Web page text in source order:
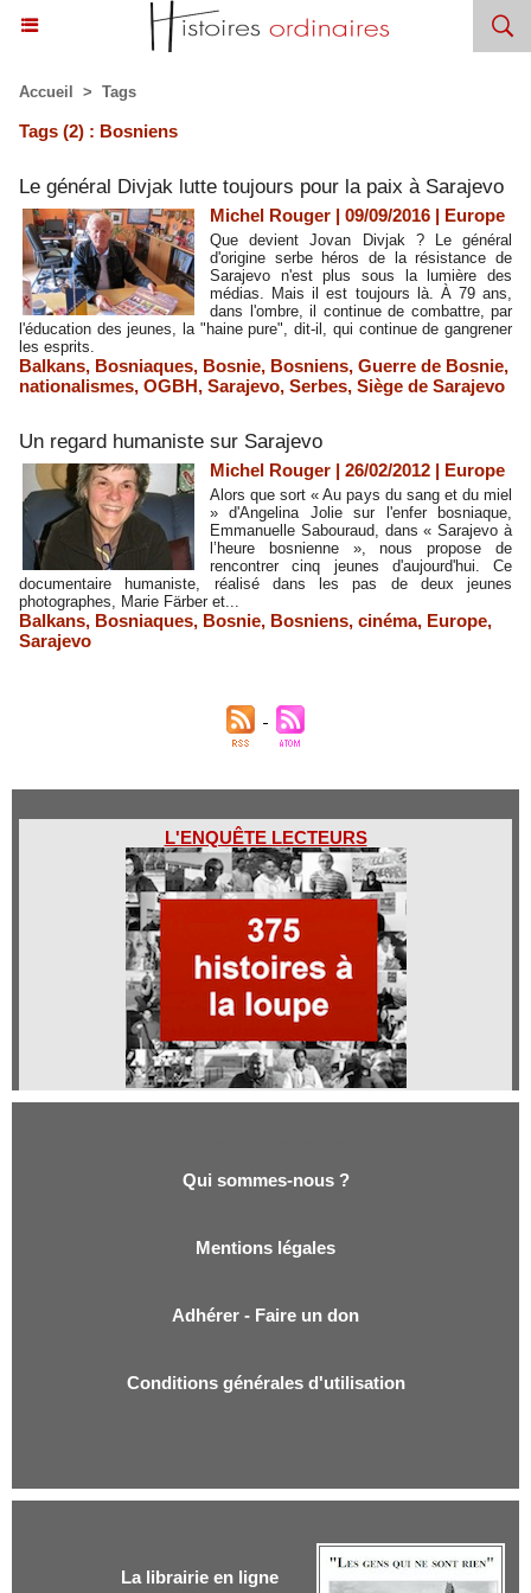
Accueil > Tags
Tags (2) : Bosniens
Le général Divjak lutte toujours pour la paix à Sarajevo
Michel Rouger | 09/09/2016 | Europe
Que devient Jovan Divjak ? Le général
d'origine serbe héros de la résistance de
Sarajevo n'est plus sous la lumière des
médias. Mais il est toujours là. À 79 ans,
dans l'ombre, il continue de combattre, par
l'éducation des jeunes, la "haine pure", dit-il, qui continue de gangrener
les esprits.
Balkans, Bosniaques, Bosnie, Bosniens, Guerre de Bosnie,
nationalismes, OGBH, Sarajevo, Serbes, Siège de Sarajevo
Un regard humaniste sur Sarajevo
Michel Rouger | 26/02/2012 | Europe
Alors que sort « Au pays du sang et du miel
» d'Angelina Jolie sur l'enfer bosniaque,
Emmanuelle Sabouraud, dans « Sarajevo à
l’heure bosnienne », nous propose de
rencontrer cinq jeunes d'aujourd'hui. Ce
documentaire humaniste, réalisé dans les pas de deux jeunes
photographes, Marie Färber et...
Balkans, Bosniaques, Bosnie, Bosniens, cinéma, Europe,
Sarajevo
L'ENQUÊTE LECTEURS
Qui sommes-nous ?
Mentions légales
Adhérer - Faire un don
Conditions générales d'utilisation
La librairie en ligne